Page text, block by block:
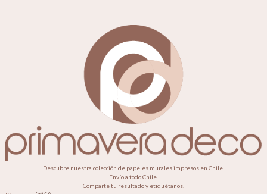
Descubre nuestra colección de papeles murales impresos en Chile.
Envío a todo Chile.
Comparte tu resultado y etiquétanos.